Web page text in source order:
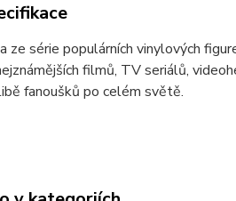
ze série populárních vinylových
filmů, TV seriálů,
fanoušků po celém světě.